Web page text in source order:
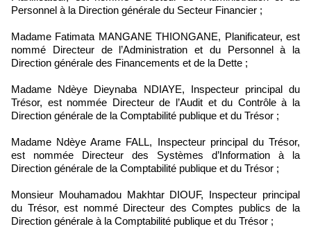
Personnel à la Direction générale du Secteur Financier ;
Madame Fatimata MANGANE THIONGANE, Planificateur, est
nommé Directeur de l’Administration et du Personnel à la
Direction générale des Financements et de la Dette ;
Madame Ndèye Dieynaba NDIAYE, Inspecteur principal du
Trésor, est nommée Directeur de l’Audit et du Contrôle à la
Direction générale de la Comptabilité publique et du Trésor ;
Madame Ndèye Arame FALL, Inspecteur principal du Trésor,
est nommée Directeur des Systèmes d’Information à la
Direction générale de la Comptabilité publique et du Trésor ;
Monsieur Mouhamadou Makhtar DIOUF, Inspecteur principal
du Trésor, est nommé Directeur des Comptes publics de la
Direction générale à la Comptabilité publique et du Trésor ;